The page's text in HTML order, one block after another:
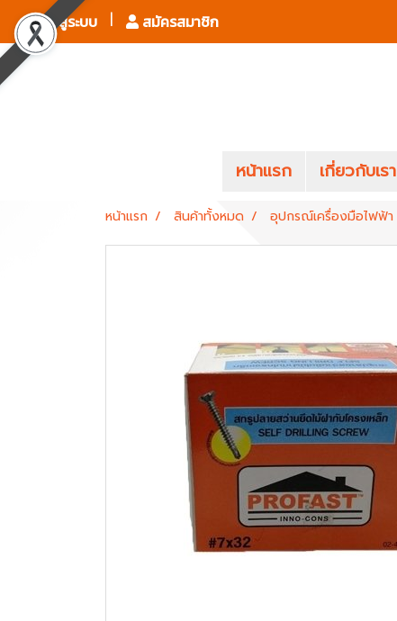
เข้าสู่ระบบ สมัครสมาชิก
หน้าแรก เกี่ยวกับเรา
หน้าแรก สินค้าทั้งหมด อุปกรณ์เครื่องมือไฟฟ้า